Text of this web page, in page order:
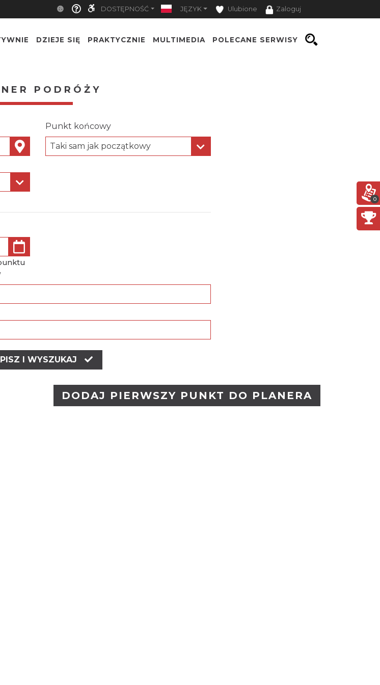
DOSTĘPNOŚĆ JĘZYK Ulubione Zaloguj
DZIEJE SIĘ PRAKTYCZNIE MULTIMEDIA POLECANE SERWISY
PODRÓŻY
Punkt końcowy
Taki sam jak początkowy
I WYSZUKAJ
DODAJ PIERWSZY PUNKT DO PLANERA
0